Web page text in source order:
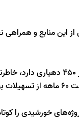
این منابع و همراهی